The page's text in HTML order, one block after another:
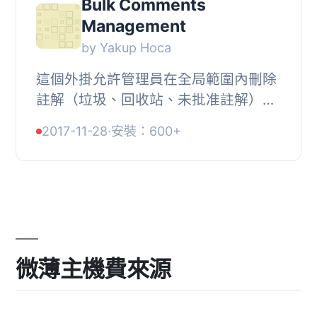
Bulk Comments
Management
by Yakup Hoca
這個外掛允許管理員在全局範圍內刪除
註解（垃圾、回收站、未批准註解），
2017-11-28·安裝：600+
微薄主機費來源